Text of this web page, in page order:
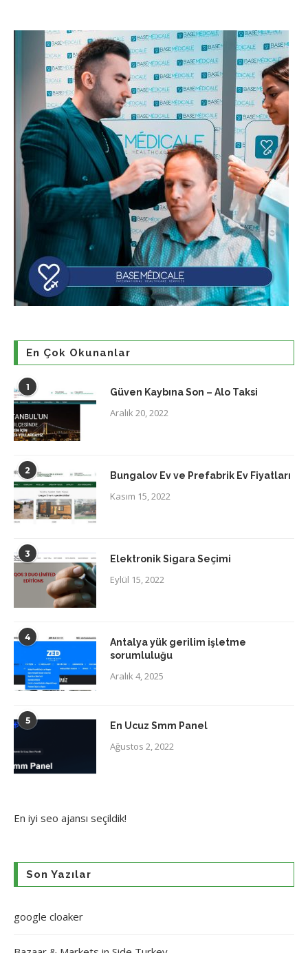
En Çok Okunanlar
1 Güven Kaybına Son – Alo Taksi
Aralık 20, 2022
2 Bungalov Ev ve Prefabrik Ev Fiyatları
Kasım 15, 2022
3 Elektronik Sigara Seçimi
Eylül 15, 2022
4
Antalya yük gerilim işletme
sorumluluğu
Aralık 4, 2025
5 En Ucuz Smm Panel
Ağustos 2, 2022
En iyi seo ajansı seçildik!
Son Yazılar
google cloaker